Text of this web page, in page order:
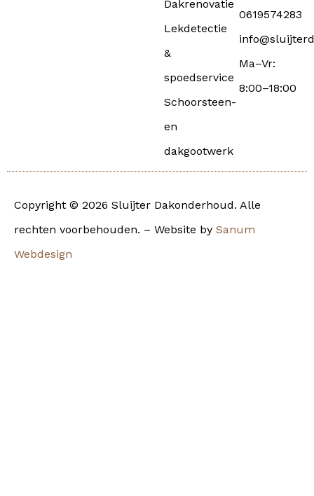
Dakrenovatie
Lekdetectie
&
spoedservice
Schoorsteen-
en
dakgootwerk
0619574283
Ma–Vr:
8:00–18:00
Copyright © 2026 Sluijter Dakonderhoud. Alle
rechten voorbehouden. – Website by Sanum
Webdesign